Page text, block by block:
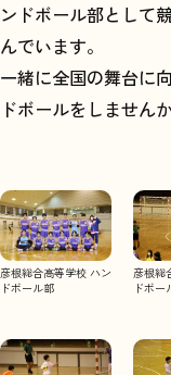
ンドボール部として
んでいます。
一緒に全国の舞台に
ドボールをしません
彦根総合高等学校 ハン
ドボール部
彦根総
ドボー